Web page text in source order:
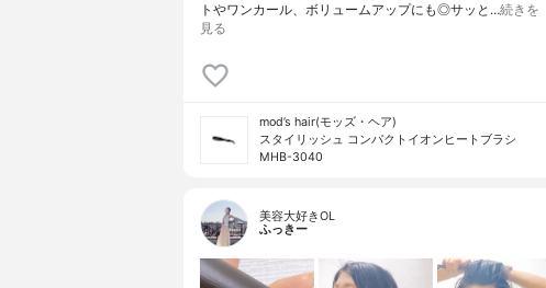
トやワンカール、ボリュームアップにも◎サッと…続きを
見る
mod’s hair(モッズ・ヘア)
スタイリッシュ コンパクトイオンヒートブラシ
MHB-3040
美容大好きOL
ふっきー